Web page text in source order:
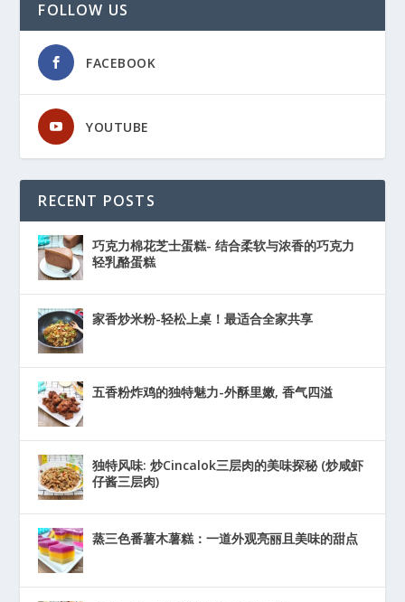
FOLLOW US
FACEBOOK
YOUTUBE
RECENT POSTS
巧克力棉花芝士蛋糕- 结合柔软与浓香的巧克力
轻乳酪蛋糕
家香炒米粉-轻松上桌！最适合全家共享
五香粉炸鸡的独特魅力-外酥里嫩, 香气四溢
独特风味: 炒Cincalok三层肉的美味探秘 (炒咸虾
仔酱三层肉)
蒸三色番薯木薯糕：一道外观亮丽且美味的甜点